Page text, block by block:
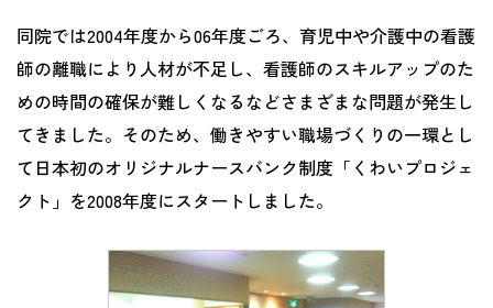
同院では2004年度から06年度ごろ、育児中や介護中の看護
師の離職により人材が不足し、看護師のスキルアップのた
めの時間の確保が難しくなるなどさまざまな問題が発生し
てきました。そのため、働きやすい職場づくりの一環とし
て日本初のオリジナルナースバンク制度「くわいプロジェ
クト」を2008年度にスタートしました。